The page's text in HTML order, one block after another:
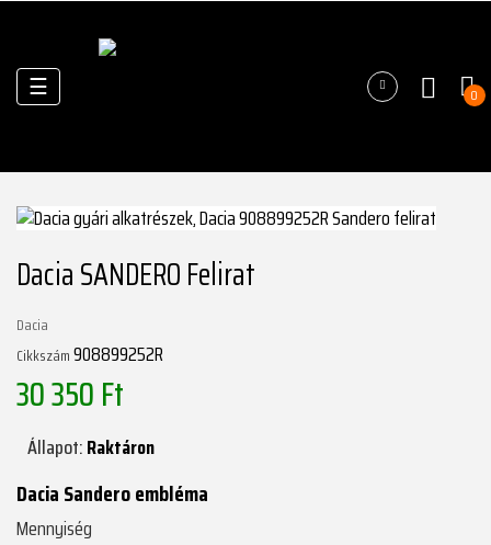
Váltás
a
☰ 0
Dacia SANDERO Felirat
Dacia
Cikkszám908899252R
30 350 Ft
Állapot:Raktáron
Dacia Sandero embléma
Mennyiség